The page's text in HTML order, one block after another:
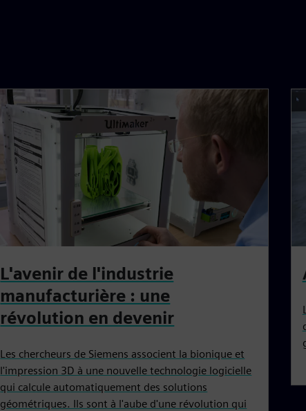
L'avenir de l'industrie
manufacturière : une
révolution en devenir
Les chercheurs de Siemens associent la bionique et
l'impression 3D à une nouvelle technologie logicielle
qui calcule automatiquement des solutions
géométriques. Ils sont à l'aube d'une révolution qui